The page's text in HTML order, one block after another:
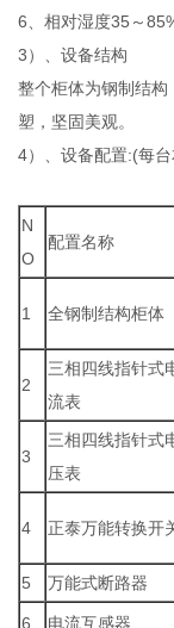
6、相对湿度35～
3）、设备结构
整个柜体为钢制结
塑，坚固美观。
4）、设备配置:(每
N
O
配置名称
1 全钢制结构柜体
2
三相四线指针式
流表
3
三相四线指针式
压表
4 正泰万能转换开
5 万能式断路器
6 电流互感器